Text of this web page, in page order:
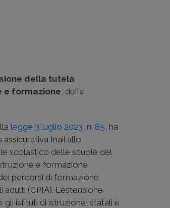
della tutela
e formazione, della
legge 3 luglio 2023, n. 85, ha
Inail allo
scolastico delle scuole del
e formazione
percorsi di formazione
(CPIA). L'estensione
istituti di istruzione, statali e